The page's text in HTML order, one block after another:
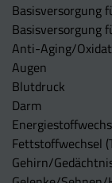
Basisversorgung
Basisversorgung
Anti-Aging/
Augen
Blutdruck
Darm
Fettstoffwechsel
Gehirn/